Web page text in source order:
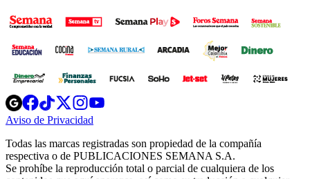
Opens
in
new
Opens
in
new
Opens
in
new
window
Opens
new
windowwindow
Aviso de Privacidad
new
window
Todas las marcas registradas son propiedad de la compañía
respectiva o de PUBLICACIONES SEMANA S.A.
Se prohíbe la reproducción total o parcial de cualquiera de los